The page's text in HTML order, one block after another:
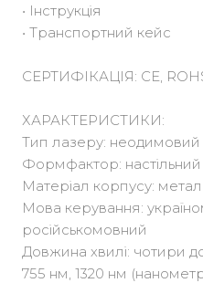
• Інструкція
• Транспортний кейс
СЕРТИФІКАЦІЯ: CE,
ХАРАКТЕРИСТИКИ:
Тип лазеру:
Формфактор: настільний
Матеріал корпусу: метал
Мова керування:
російськомовний
Довжина хвилі: чотири
755 нм, 1320 нм